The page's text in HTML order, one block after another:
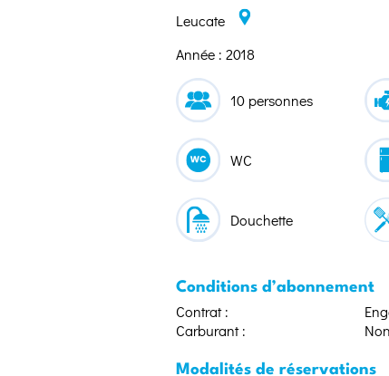
Leucate
Année : 2018
10 personnes
WC
Douchette
Conditions d’abonnement
Contrat :
Carburant :
Modalités de réservations